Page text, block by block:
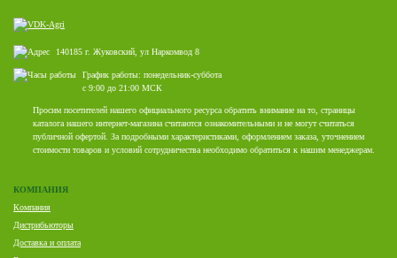
140185 г. Жуковский, ул Наркомвод 8
График работы: понедельник-суббота
с 9:00 до 21:00 МСК
Просим посетителей нашего официального ресурса обратить внимание на то, страницы
каталога нашего интернет-магазина считаются ознакомительными и не могут считаться
публичной офертой. За подробными характеристиками, оформлением заказа, уточнением
стоимости товаров и условий сотрудничества необходимо обратиться к нашим менеджерам.
КОМПАНИЯ
Компания
Дистрибьюторы
Доставка и оплата